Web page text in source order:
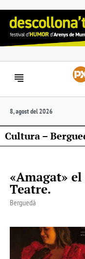
8, agost del 2026
Cultura –
«Amagat»
Teatre.
Berguedà